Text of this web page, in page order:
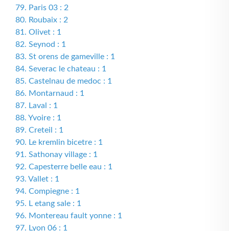
79. Paris 03 : 2
80. Roubaix : 2
81. Olivet : 1
82. Seynod : 1
83. St orens de gameville : 1
84. Severac le chateau : 1
85. Castelnau de medoc : 1
86. Montarnaud : 1
87. Laval : 1
88. Yvoire : 1
89. Creteil : 1
90. Le kremlin bicetre : 1
91. Sathonay village : 1
92. Capesterre belle eau : 1
93. Vallet : 1
94. Compiegne : 1
95. L etang sale : 1
96. Montereau fault yonne : 1
97. Lyon 06 : 1